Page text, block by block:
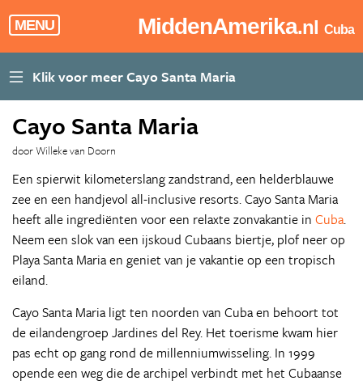
MENU MiddenAmerika.nl Cuba
Cayo Santa Maria
door Willeke van Doorn
Een spierwit kilometerslang zandstrand, een helderblauwe
zee en een handjevol all-inclusive resorts. Cayo Santa Maria
heeft alle ingrediënten voor een relaxte zonvakantie in Cuba.
Neem een slok van een ijskoud Cubaans biertje, plof neer op
Playa Santa Maria en geniet van je vakantie op een tropisch
eiland.
Cayo Santa Maria ligt ten noorden van Cuba en behoort tot
de eilandengroep Jardines del Rey. Het toerisme kwam hier
pas echt op gang rond de millenniumwisseling. In 1999
opende een weg die de archipel verbindt met het Cubaanse